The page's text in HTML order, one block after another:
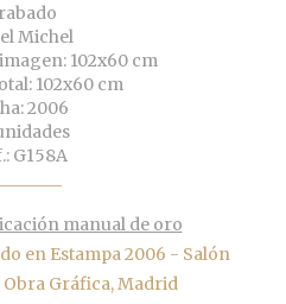
Michel
102x60 cm
102x60 cm
2006
G158A
manual de oro
en Estampa 2006 - Salón
Gráfica, Madrid